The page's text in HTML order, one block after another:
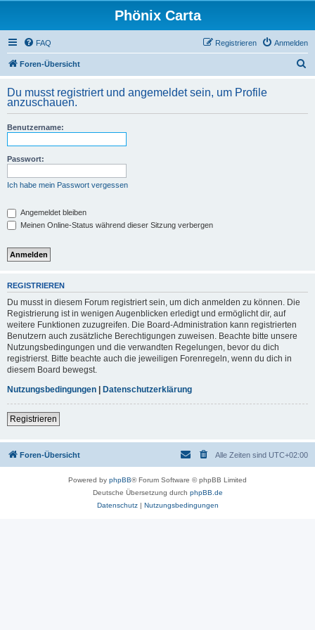
Phönix Carta
FAQ Anmelden
Registrieren
Foren-Übersicht
h
Du musst registriert und angemeldet sein, um Profile
anzuschauen.
Benutzername:
Passwort:
Ich habe mein Passwort vergessen
Angemeldet bleiben
Meinen Online-Status während dieser Sitzung verbergen
REGISTRIEREN
Du musst in diesem Forum registriert sein, um dich anmelden zu können. Die
Registrierung ist in wenigen Augenblicken erledigt und ermöglicht dir, auf
weitere Funktionen zuzugreifen. Die Board-Administration kann registrierten
Benutzern auch zusätzliche Berechtigungen zuweisen. Beachte bitte unsere
Nutzungsbedingungen und die verwandten Regelungen, bevor du dich
registrierst. Bitte beachte auch die jeweiligen Forenregeln, wenn du dich in
diesem Board bewegst.
Nutzungsbedingungen | Datenschutzerklärung
Registrieren
Foren-Übersicht Alle Zeiten sind UTC+02:00
Powered by phpBB® Forum Software © phpBB Limited
Deutsche Übersetzung durch phpBB.de
Datenschutz| Nutzungsbedingungen